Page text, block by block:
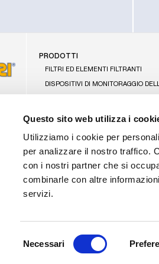
Questo sito web utilizza i
Utilizziamo i cookie per
per analizzare il nostro traffico.
con i nostri partner che si
combinarle con altre
servizi.
Necessari
PRODOTTI
FILTRI ED ELEMENTI FILTRANTI
DISPOSITIVI DI MONITORAGGIO
ACCESSORI PER SERBATOI